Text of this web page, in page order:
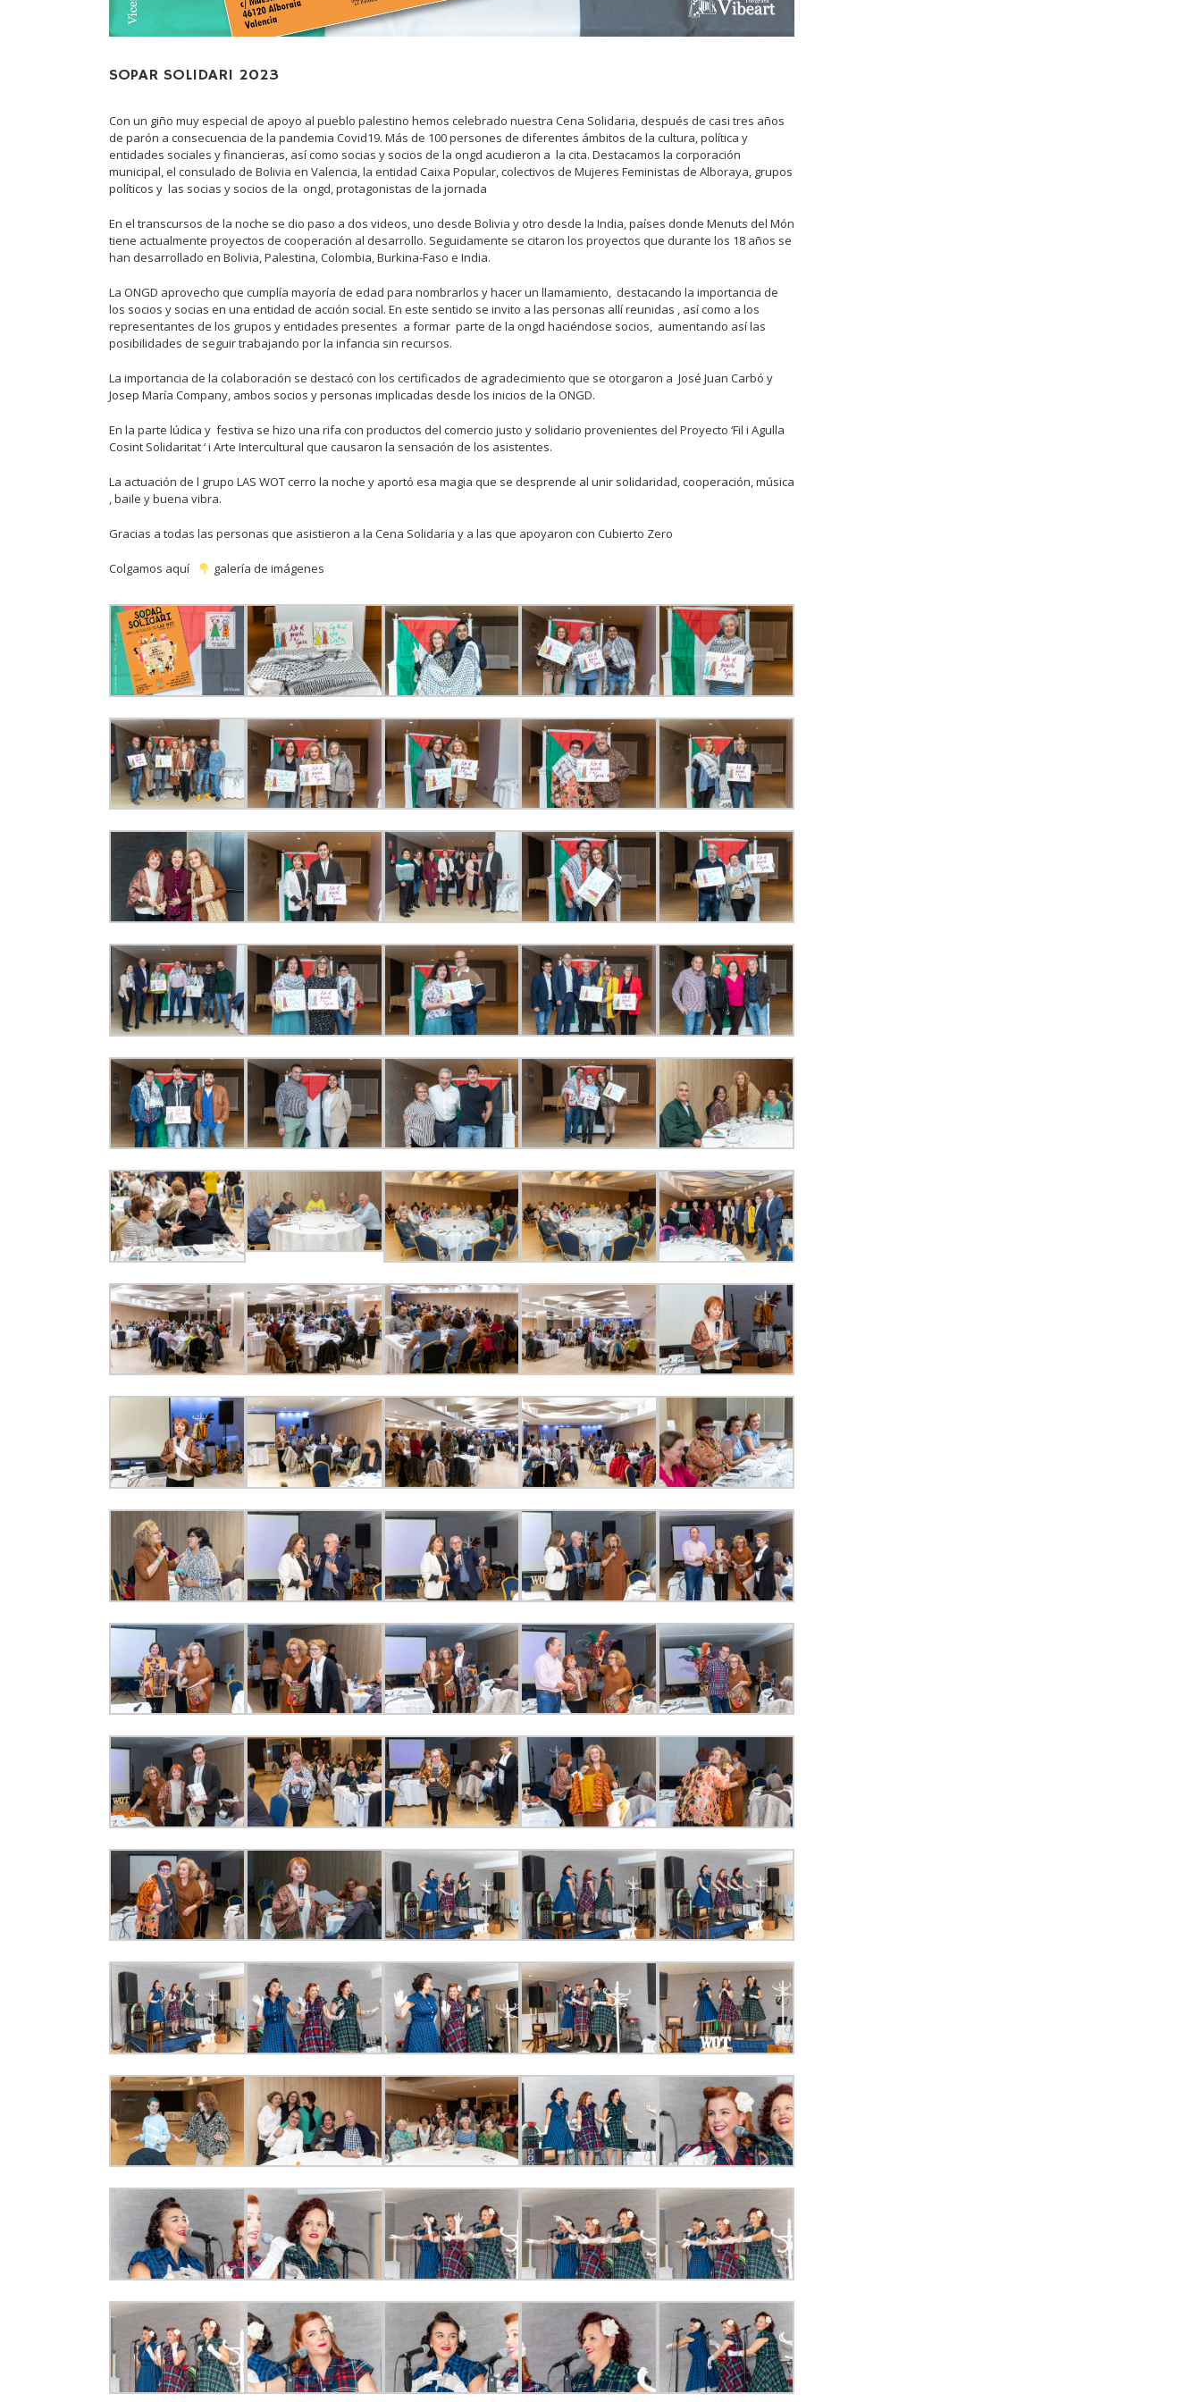
SOPAR SOLIDARI 2023
Con un giño muy especial de apoyo al pueblo palestino hemos celebrado nuestra Cena Solidaria, después de casi tres años
de parón a consecuencia de la pandemia Covid19. Más de 100 persones de diferentes ámbitos de la cultura, política y
entidades sociales y financieras, así como socias y socios de la ongd acudieron a la cita. Destacamos la corporación
municipal, el consulado de Bolivia en Valencia, la entidad Caixa Popular, colectivos de Mujeres Feministas de Alboraya, grupos
políticos y las socias y socios de la ongd, protagonistas de la jornada
En el transcursos de la noche se dio paso a dos videos, uno desde Bolivia y otro desde la India, países donde Menuts del Món
tiene actualmente proyectos de cooperación al desarrollo. Seguidamente se citaron los proyectos que durante los 18 años se
han desarrollado en Bolivia, Palestina, Colombia, Burkina-Faso e India.
La ONGD aprovecho que cumplía mayoría de edad para nombrarlos y hacer un llamamiento, destacando la importancia de
los socios y socias en una entidad de acción social. En este sentido se invito a las personas allí reunidas , así como a los
representantes de los grupos y entidades presentes a formar parte de la ongd haciéndose socios, aumentando así las
posibilidades de seguir trabajando por la infancia sin recursos.
La importancia de la colaboración se destacó con los certificados de agradecimiento que se otorgaron a José Juan Carbó y
Josep María Company, ambos socios y personas implicadas desde los inicios de la ONGD.
En la parte lúdica y festiva se hizo una rifa con productos del comercio justo y solidario provenientes del Proyecto ‘Fil i Agulla
Cosint Solidaritat ‘ i Arte Intercultural que causaron la sensación de los asistentes.
La actuación de l grupo LAS WOT cerro la noche y aportó esa magia que se desprende al unir solidaridad, cooperación, música
, baile y buena vibra.
Gracias a todas las personas que asistieron a la Cena Solidaria y a las que apoyaron con Cubierto Zero
Colgamos aquí galería de imágenes